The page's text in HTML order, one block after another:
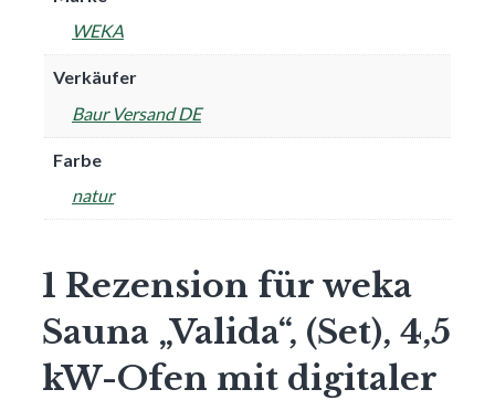
WEKA
Verkäufer
Baur Versand DE
Farbe
natur
1 Rezension für weka
Sauna „Valida“, (Set), 4,5
kW-Ofen mit digitaler